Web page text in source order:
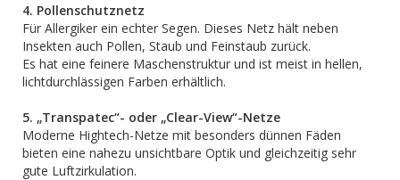
4. Pollenschutznetz
Für Allergiker ein echter Segen. Dieses Netz hält neben
Insekten auch Pollen, Staub und Feinstaub zurück.
Es hat eine feinere Maschenstruktur und ist meist in hellen,
lichtdurchlässigen Farben erhältlich.
5. „Transpatec“- oder „Clear-View“-Netze
Moderne Hightech-Netze mit besonders dünnen Fäden
bieten eine nahezu unsichtbare Optik und gleichzeitig sehr
gute Luftzirkulation.